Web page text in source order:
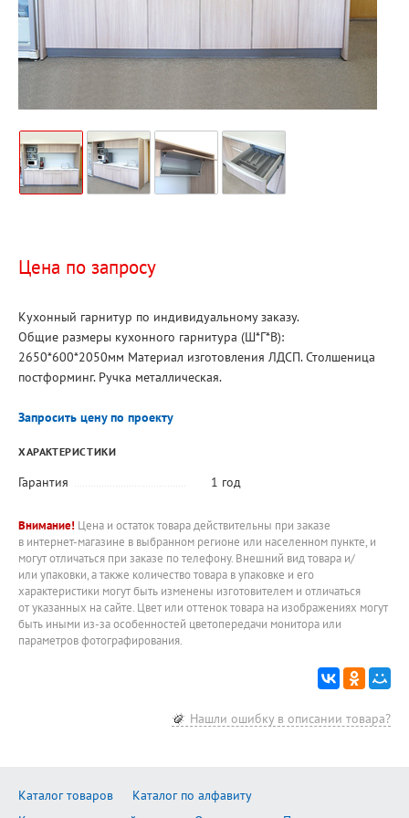
Цена по запросу
Кухонный гарнитур по индивидуальному заказу.
Общие размеры кухонного гарнитура (Ш*Г*В):
2650*600*2050мм Материал изготовления ЛДСП. Столшеница
постформинг. Ручка металлическая.
Запросить цену по проекту
ХАРАКТЕРИСТИКИ
Гарантия 1 год
Внимание! Цена и остаток товара действительны при заказе
в интернет-магазине в выбранном регионе или населенном пункте, и
могут отличаться при заказе по телефону. Внешний вид товара и/
или упаковки, а также количество товара в упаковке и его
характеристики могут быть изменены изготовителем и отличаться
от указанных на сайте. Цвет или оттенок товара на изображениях могут
быть иными из-за особенностей цветопередачи монитора или
параметров фотографирования.
Нашли ошибку в описании товара?
Каталог товаров
Каталог по алфавиту